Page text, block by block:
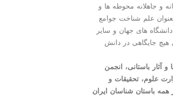
و جاهلانه محوطه­ ها و
علم شناخت جوامع
های جهان و سایر
هیچ جایگاهی در دانش
باستانی، انجمن
علوم، تحقیقات و
همه باستان ­شناسان ایران